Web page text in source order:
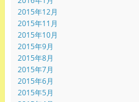
2015年12月
2015年11月
2015年10月
2015年9月
2015年8月
2015年7月
2015年6月
2015年5月